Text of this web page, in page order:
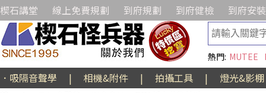
楔石講堂 線上免費規劃 到府規劃 到府健檢 到府安裝
熱門: MUTEE
．吸隔音聲學 | 相機&附件 | 拍攝工具 | 燈光&影棚